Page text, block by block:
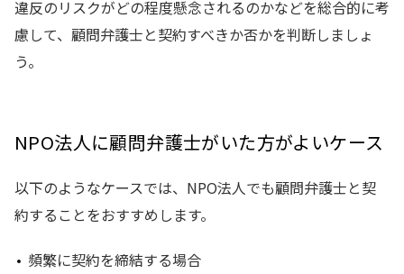
違反のリスクがどの程度懸念されるのかなどを総合的に考
慮して、顧問弁護士と契約すべきか否かを判断しましょ
う。
NPO法人に顧問弁護士がいた方がよいケース
以下のようなケースでは、NPO法人でも顧問弁護士と契
約することをおすすめします。
頻繁に契約を締結する場合